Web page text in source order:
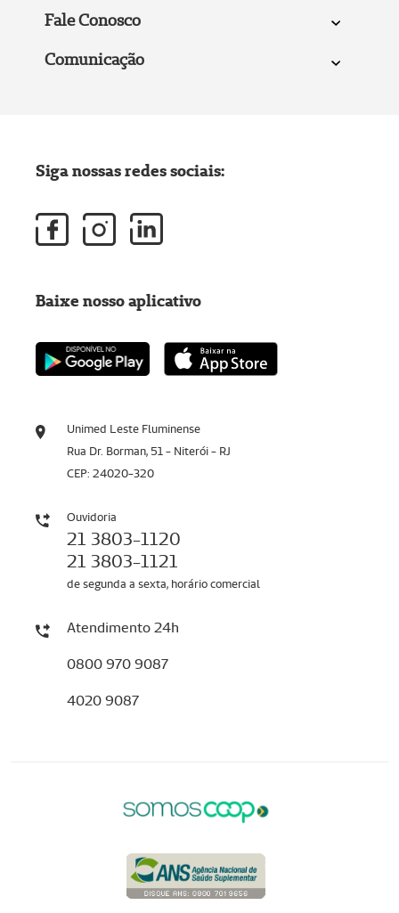
Fale Conosco
Comunicação
Unimed Leste Fluminense
Rua Dr. Borman, 51 - Niterói - RJ
CEP: 24020-320
Ouvidoria
21 3803-1120
21 3803-1121
de segunda a sexta, horário comercial
Atendimento 24h
0800 970 9087
4020 9087
Siga nossas redes sociais:
Baixe nosso aplicativo